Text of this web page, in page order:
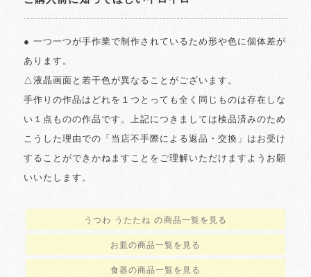
● 一つ一つが手作業で制作されているため形や色に個体差が
あります。
△液晶画面と若干色が異なることがございます。
手作りの作品はどれを１つとっても全く同じものは存在しな
い１点ものの作品です。上記につきましては検品済みのため
こうした理由での「当店不手際による返品・交換」はお受け
することができかねますことをご理解いただけますようお願
いいたします。
うつわ うたたね の商品一覧を見る
お皿の商品一覧を見る
食器の商品一覧を見る